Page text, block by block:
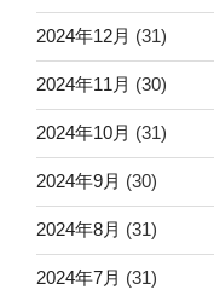
2024年12月 (31)
2024年11月 (30)
2024年10月 (31)
2024年9月 (30)
2024年8月 (31)
2024年7月 (31)